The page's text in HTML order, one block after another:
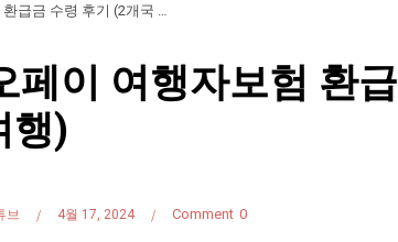
페이 여행자보험 환급
행)
브 4월 17, 2024 0
Comment